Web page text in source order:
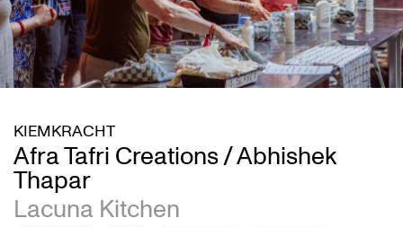
Afra Tafri Creations / Abhishek
Thapar
Lacuna Kitchen
KIEMKRACHT